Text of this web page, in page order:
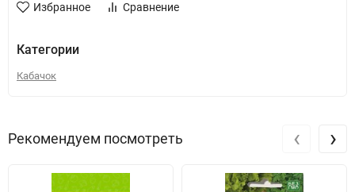
Избранное Сравнение
Категории
Кабачок
Рекомендуем посмотреть ‹ ›